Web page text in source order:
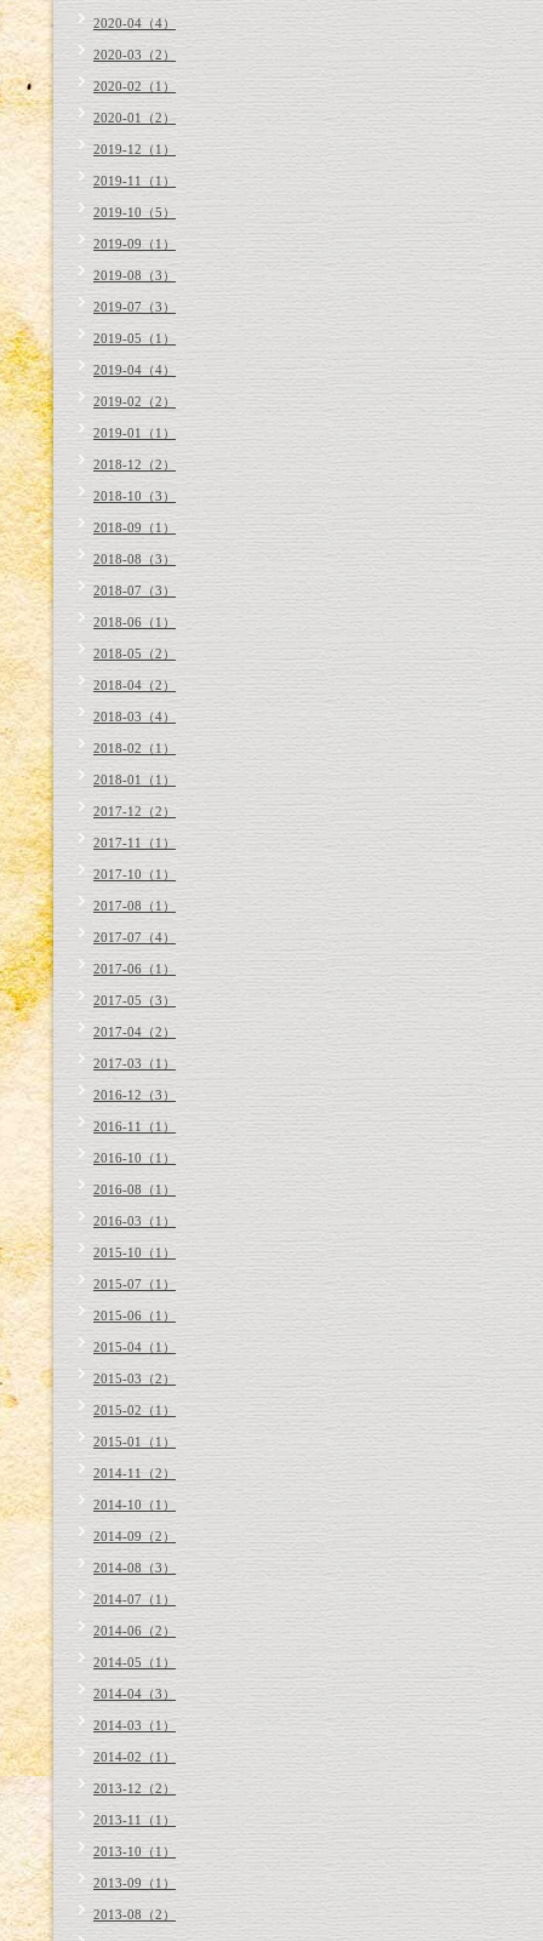
2020-04（4）
2020-03（2）
2020-02（1）
2020-01（2）
2019-12（1）
2019-11（1）
2019-10（5）
2019-09（1）
2019-08（3）
2019-07（3）
2019-05（1）
2019-04（4）
2019-02（2）
2019-01（1）
2018-12（2）
2018-10（3）
2018-09（1）
2018-08（3）
2018-07（3）
2018-06（1）
2018-05（2）
2018-04（2）
2018-03（4）
2018-02（1）
2018-01（1）
2017-12（2）
2017-11（1）
2017-10（1）
2017-08（1）
2017-07（4）
2017-06（1）
2017-05（3）
2017-04（2）
2017-03（1）
2016-12（3）
2016-11（1）
2016-10（1）
2016-08（1）
2016-03（1）
2015-10（1）
2015-07（1）
2015-06（1）
2015-04（1）
2015-03（2）
2015-02（1）
2015-01（1）
2014-11（2）
2014-10（1）
2014-09（2）
2014-08（3）
2014-07（1）
2014-06（2）
2014-05（1）
2014-04（3）
2014-03（1）
2014-02（1）
2013-12（2）
2013-11（1）
2013-10（1）
2013-09（1）
2013-08（2）